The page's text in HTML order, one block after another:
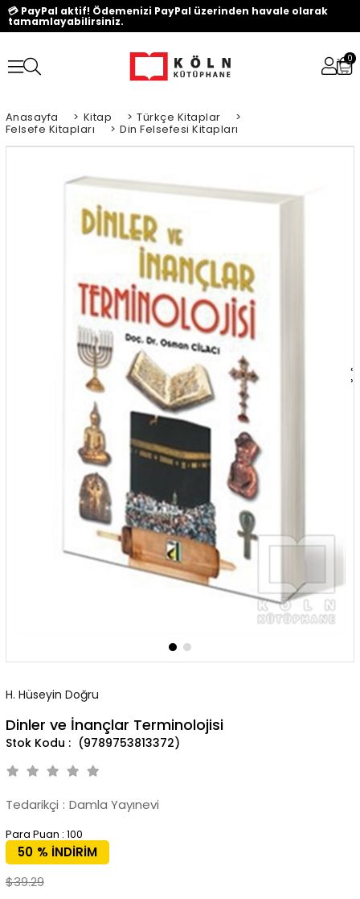
💳 PayPal aktif! Ödemenizi PayPal üzerinden havale olarak
tamamlayabilirsiniz.
0
Anasayfa > Kitap > Türkçe Kitaplar >
Felsefe Kitapları > Din Felsefesi Kitapları
‹
›
H. Hüseyin Doğru
Dinler ve İnançlar Terminolojisi
(9789753813372)
Tedarikçi : Damla Yayınevi
Para Puan : 100
%
50
İNDIRIM
$39.29